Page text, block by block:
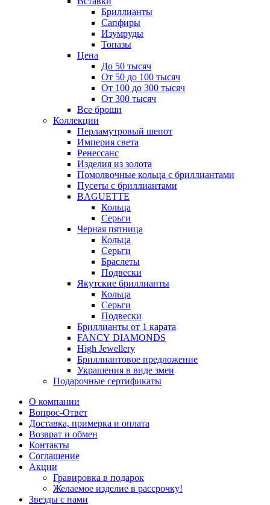
Бриллианты
Сапфиры
Изумруды
Топазы
Цена
До 50 тысяч
От 50 до 100 тысяч
От 100 до 300 тысяч
От 300 тысяч
Все броши
Коллекции
Перламутровый шепот
Империя света
Ренессанс
Изделия из золота
Помолвочные кольца с бриллиантами
Пусеты с бриллиантами
BAGUETTE
Кольца
Серьги
Черная пятница
Кольца
Серьги
Браслеты
Подвески
Якутские бриллианты
Кольца
Серьги
Подвески
Бриллианты от 1 карата
FANCY DIAMONDS
High Jewellery
Бриллиантовое предложение
Украшения в виде змеи
Подарочные сертификаты
О компании
Вопрос-Ответ
Доставка, примерка и оплата
Возврат и обмен
Контакты
Соглашение
Акции
Гравировка в подарок
Желаемое изделие в рассрочку!
Звезды с нами